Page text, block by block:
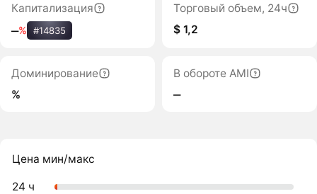
Капитализация
‒% #14835
Торговый объем, 24ч
$ 1,2
Доминирование
%
В обороте AMI
‒
Цена мин/макс
24 ч